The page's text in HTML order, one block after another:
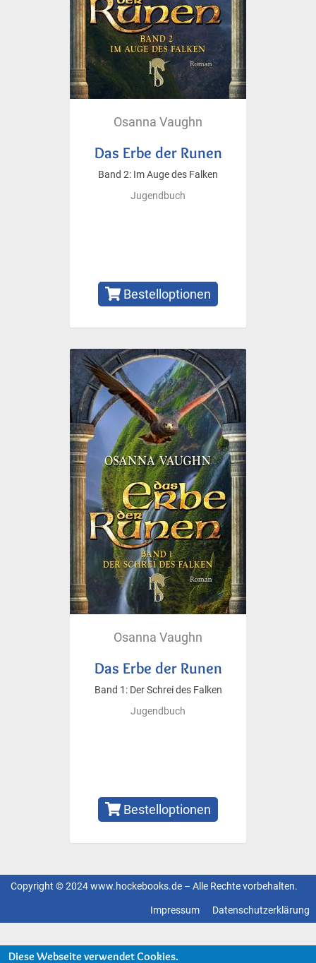
Osanna Vaughn
Das Erbe der Runen
Band 2: Im Auge des Falken
Jugendbuch
Bestelloptionen
Osanna Vaughn
Das Erbe der Runen
Band 1: Der Schrei des Falken
Jugendbuch
Bestelloptionen
Copyright © 2024 www.hockebooks.de – Alle Rechte vorbehalten.
Datenschutzerklärung
Impressum
Diese Webseite verwendet Cookies.